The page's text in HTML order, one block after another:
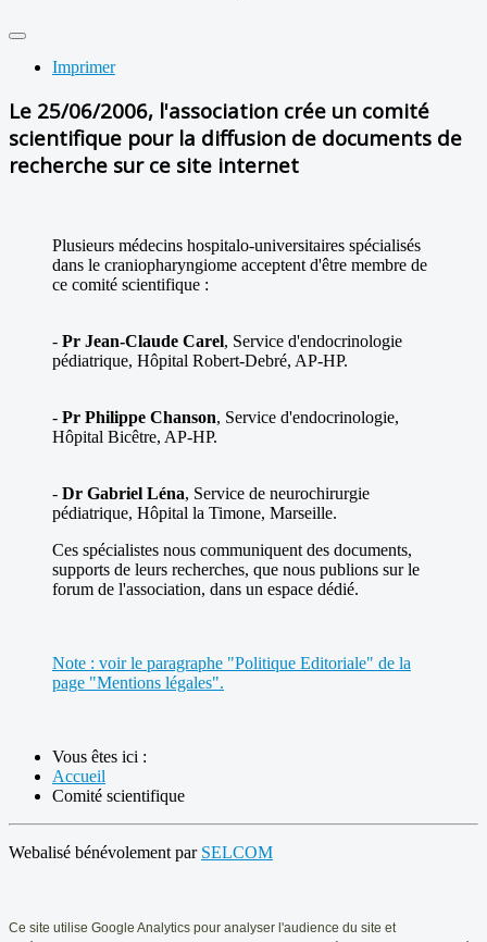
Imprimer
Le 25/06/2006, l'association crée un comité
scientifique pour la diffusion de documents de
recherche sur ce site internet
Plusieurs médecins hospitalo-universitaires spécialisés
dans le craniopharyngiome acceptent d'être membre de
ce comité scientifique :
- Pr Jean-Claude Carel, Service d'endocrinologie
pédiatrique, Hôpital Robert-Debré, AP-HP.
- Pr Philippe Chanson, Service d'endocrinologie,
Hôpital Bicêtre, AP-HP.
- Dr Gabriel Léna, Service de neurochirurgie
pédiatrique, Hôpital la Timone, Marseille.
Ces spécialistes nous communiquent des documents,
supports de leurs recherches, que nous publions sur le
forum de l'association, dans un espace dédié.
Note : voir le paragraphe "Politique Editoriale" de la
page "Mentions légales".
Vous êtes ici :
Accueil
Comité scientifique
Webalisé bénévolement par SELCOM
Ce site utilise Google Analytics pour analyser l'audience du site et